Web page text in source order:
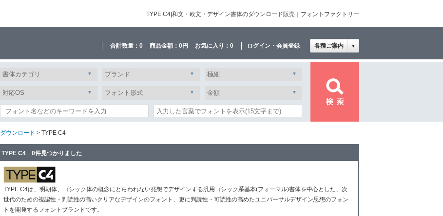
TYPE C4|和文・欧文・デザイン書体のダウンロード販売｜フォントファクトリー
合計数量： 0 商品金額： 0円 お気に入り： 0 ログイン・会員登録 各種ご案内 ▼
ダウンロード > TYPE C4
TYPE C4 0件見つかりました
TYPE C4は、明朝体、ゴシック体の概念にとらわれない発想でデザインする汎用ゴシック系基本(フォーマル)書体を中心とした、次
世代のための視認性・判読性の高いクリアなデザインのフォント、更に判読性・可読性の高めたユニバーサルデザイン思想のフォン
トを開発するフォントブランドです。